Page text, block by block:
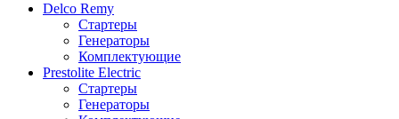
Delco Remy
Стартеры
Генераторы
Комплектующие
Prestolite Electric
Стартеры
Генераторы